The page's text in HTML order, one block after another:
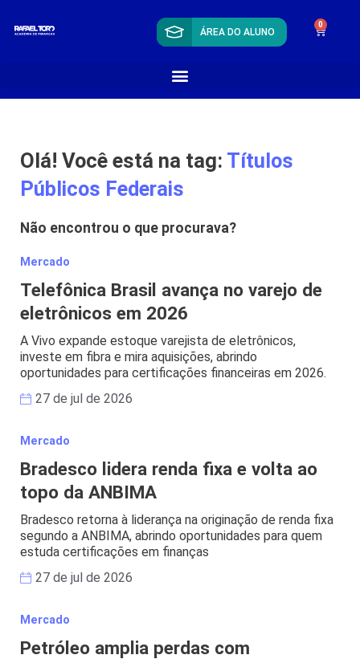
ÁREA DO ALUNO
0
Olá! Você está na tag: Títulos
Públicos Federais
Não encontrou o que procurava?
Mercado
Telefônica Brasil avança no varejo de
eletrônicos em 2026
A Vivo expande estoque varejista de eletrônicos,
investe em fibra e mira aquisições, abrindo
oportunidades para certificações financeiras em 2026.
27 de jul de 2026
Mercado
Bradesco lidera renda fixa e volta ao
topo da ANBIMA
Bradesco retorna à liderança na originação de renda fixa
segundo a ANBIMA, abrindo oportunidades para quem
estuda certificações em finanças
27 de jul de 2026
Mercado
Petróleo amplia perdas com